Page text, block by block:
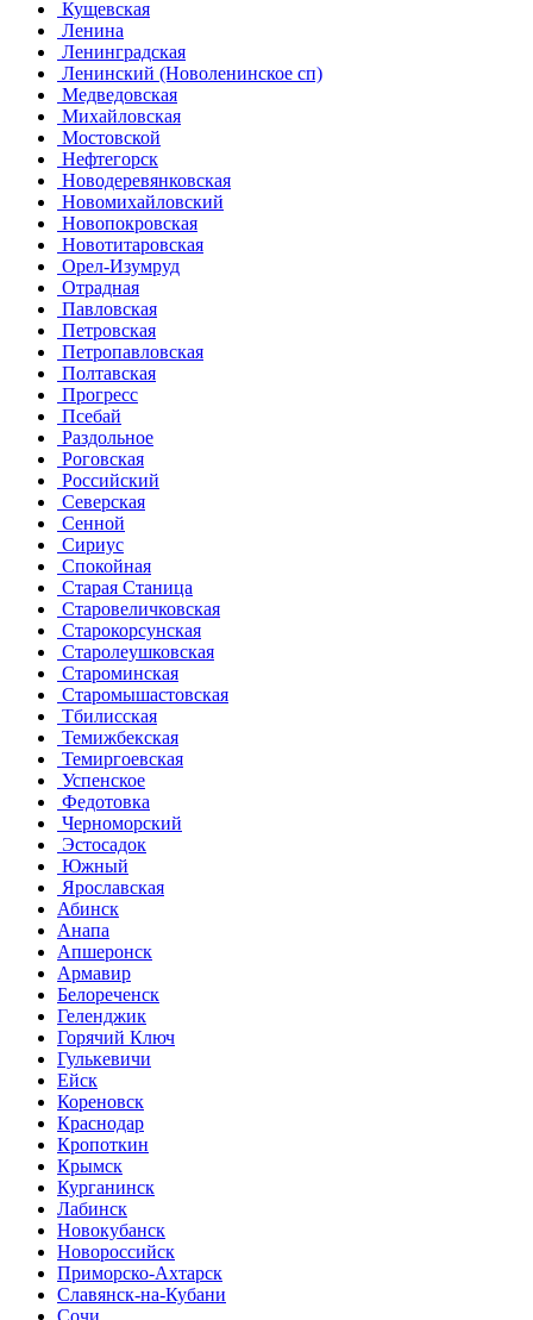
Кущевская
Ленина
Ленинградская
Ленинский (Новоленинское сп)
Медведовская
Михайловская
Мостовской
Нефтегорск
Новодеревянковская
Новомихайловский
Новопокровская
Новотитаровская
Орел-Изумруд
Отрадная
Павловская
Петровская
Петропавловская
Полтавская
Прогресс
Псебай
Раздольное
Роговская
Российский
Северская
Сенной
Сириус
Спокойная
Старая Станица
Старовеличковская
Старокорсунская
Старолеушковская
Староминская
Старомышастовская
Тбилисская
Темижбекская
Темиргоевская
Успенское
Федотовка
Черноморский
Эстосадок
Южный
Ярославская
Абинск
Анапа
Апшеронск
Армавир
Белореченск
Геленджик
Горячий Ключ
Гулькевичи
Ейск
Кореновск
Краснодар
Кропоткин
Крымск
Курганинск
Лабинск
Новокубанск
Новороссийск
Приморско-Ахтарск
Славянск-на-Кубани
Сочи